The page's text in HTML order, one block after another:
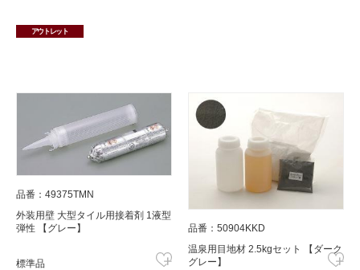
アウトレット
品番：49375TMN
外装用壁 大型タイル用接着剤 1液型
弾性 【グレー】
標準品
品番：50904KKD
温泉用目地材 2.5kgセット 【ダーク
グレー】